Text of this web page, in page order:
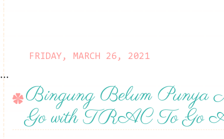
FRIDAY, MARCH 26, 2021
...
Bingung Belum Punya
Go with TRAC To Go